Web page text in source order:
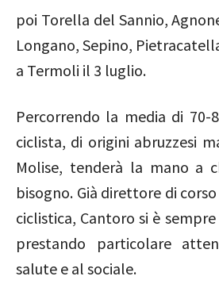
poi Torella del Sannio,
Longano, Sepino,
a Termoli il 3 luglio.
Percorrendo la media di
ciclista, di origini abruzzesi
Molise, tenderà la mano a
bisogno. Già direttore di
ciclistica, Cantoro si è
prestando particolare
salute e al sociale.